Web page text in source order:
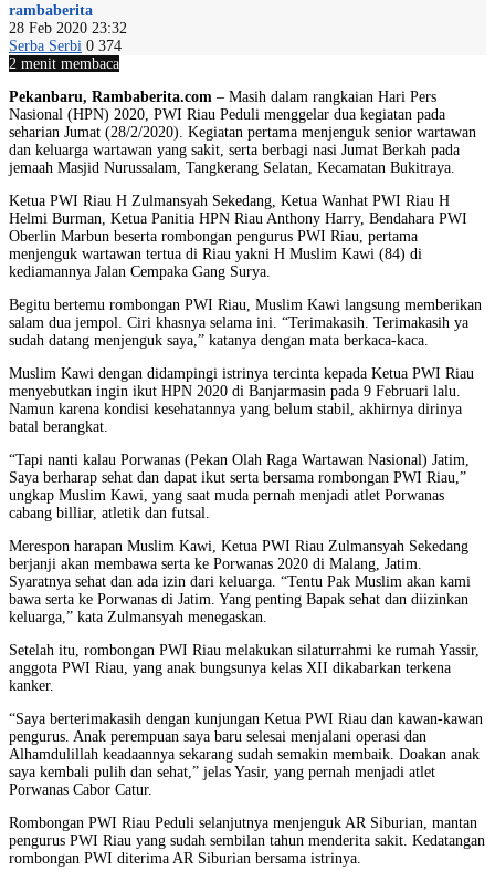
rambaberita
28 Feb 2020 23:32
Serba Serbi 0 374
2 menit membaca
Pekanbaru, Rambaberita.com – Masih dalam rangkaian Hari Pers
Nasional (HPN) 2020, PWI Riau Peduli menggelar dua kegiatan pada
seharian Jumat (28/2/2020). Kegiatan pertama menjenguk senior wartawan
dan keluarga wartawan yang sakit, serta berbagi nasi Jumat Berkah pada
jemaah Masjid Nurussalam, Tangkerang Selatan, Kecamatan Bukitraya.
Ketua PWI Riau H Zulmansyah Sekedang, Ketua Wanhat PWI Riau H
Helmi Burman, Ketua Panitia HPN Riau Anthony Harry, Bendahara PWI
Oberlin Marbun beserta rombongan pengurus PWI Riau, pertama
menjenguk wartawan tertua di Riau yakni H Muslim Kawi (84) di
kediamannya Jalan Cempaka Gang Surya.
Begitu bertemu rombongan PWI Riau, Muslim Kawi langsung memberikan
salam dua jempol. Ciri khasnya selama ini. “Terimakasih. Terimakasih ya
sudah datang menjenguk saya,” katanya dengan mata berkaca-kaca.
Muslim Kawi dengan didampingi istrinya tercinta kepada Ketua PWI Riau
menyebutkan ingin ikut HPN 2020 di Banjarmasin pada 9 Februari lalu.
Namun karena kondisi kesehatannya yang belum stabil, akhirnya dirinya
batal berangkat.
“Tapi nanti kalau Porwanas (Pekan Olah Raga Wartawan Nasional) Jatim,
Saya berharap sehat dan dapat ikut serta bersama rombongan PWI Riau,”
ungkap Muslim Kawi, yang saat muda pernah menjadi atlet Porwanas
cabang billiar, atletik dan futsal.
Merespon harapan Muslim Kawi, Ketua PWI Riau Zulmansyah Sekedang
berjanji akan membawa serta ke Porwanas 2020 di Malang, Jatim.
Syaratnya sehat dan ada izin dari keluarga. “Tentu Pak Muslim akan kami
bawa serta ke Porwanas di Jatim. Yang penting Bapak sehat dan diizinkan
keluarga,” kata Zulmansyah menegaskan.
Setelah itu, rombongan PWI Riau melakukan silaturrahmi ke rumah Yassir,
anggota PWI Riau, yang anak bungsunya kelas XII dikabarkan terkena
kanker.
“Saya berterimakasih dengan kunjungan Ketua PWI Riau dan kawan-kawan
pengurus. Anak perempuan saya baru selesai menjalani operasi dan
Alhamdulillah keadaannya sekarang sudah semakin membaik. Doakan anak
saya kembali pulih dan sehat,” jelas Yasir, yang pernah menjadi atlet
Porwanas Cabor Catur.
Rombongan PWI Riau Peduli selanjutnya menjenguk AR Siburian, mantan
pengurus PWI Riau yang sudah sembilan tahun menderita sakit. Kedatangan
rombongan PWI diterima AR Siburian bersama istrinya.